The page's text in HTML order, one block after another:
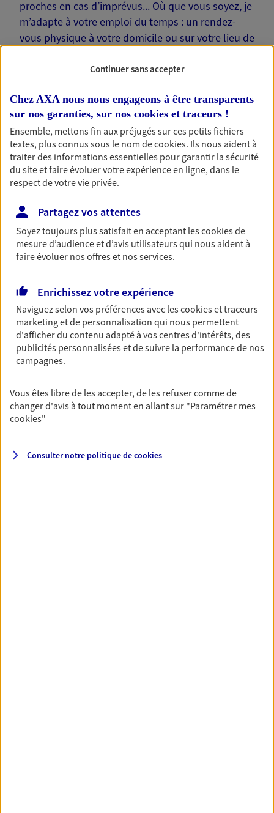
proches en cas d’imprévus... Où que vous soyez, je
m’adapte à votre emploi du temps : un rendez-
vous physique à votre domicile ou sur votre lieu de
Nos offres phares
Épargne
Réalisez vos projets grâce à votre épargne : achat
immobilier, études des enfants ou voyage autour
du monde… Épargnez à votre rythme et
simplement, selon votre profil.
Préparez sereinement ce nouveau chapitre de
votre vie avec les conseils d'un expert. Découvrez
notre solution PER (Plan Epargne Retraite)
spécialement conçue pour la retraite.
Couvrez vos dépenses de santé ainsi que celles de
votre famille avec la complémentaire santé qui
vous ressemble.
Prévoyance
Continuer sans accepter
Chez AXA nous nous engageons à être transparents
sur nos garanties, sur nos cookies et traceurs !
Ensemble, mettons fin aux préjugés sur ces petits fichiers
textes, plus connus sous le nom decookies. Ils nous aident à
traiter des informations essentielles pour garantir la sécurité
du site et faire évoluer votre expérience en ligne, dans le
respect de votre vie privée.
Partagez vos attentes
Soyez toujours plus satisfait en acceptant lescookiesde
mesure d’audience et d’avis utilisateurs qui nous aident à
faire évoluer nos offres et nos services.
Enrichissez votre expérience
Naviguez selon vos préférences avec lescookies et traceurs
marketing et de personnalisation qui nous permettent
d'afficher du contenu adapté à vos centres d'intérêts, des
publicités personnalisées et de suivre la performance de nos
campagnes.
Vous êtes libre de les accepter, de les refuser comme de
changer d'avis à tout moment en allant sur "Paramétrer mes
cookies"
Consulter notre politique decookies